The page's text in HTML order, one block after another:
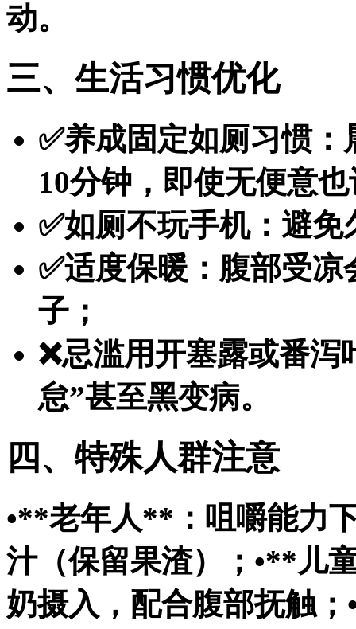
动。
三、生活习惯优化
✅养成固定如厕习惯
10分钟，即使无便意
✅如厕不玩手机：避
✅适度保暖：腹部受
子；
❌忌滥用开塞露或番
怠”甚至黑变病。
四、特殊人群注意
•**老年人**：咀嚼能力
汁（保留果渣）；•**儿
奶摄入，配合腹部抚触